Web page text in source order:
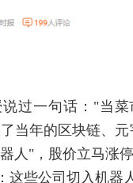
一句话："当菜
当年的区块链、
人"，股价立马涨停
些公司切入机器